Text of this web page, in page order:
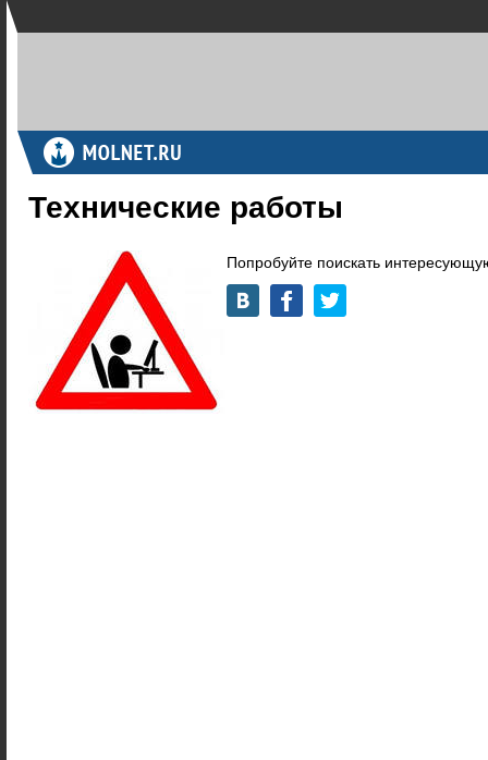
Технические работы
Попробуйте поискать